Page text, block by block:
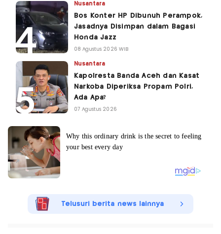
Nusantara
Bos Konter HP Dibunuh Perampok,
Jasadnya Disimpan dalam Bagasi
Honda Jazz
08 Agustus 2026 WIB
Nusantara
Kapolresta Banda Aceh dan Kasat
Narkoba Diperiksa Propam Polri,
Ada Apa?
07 Agustus 2026
Telusuri berita news lainnya